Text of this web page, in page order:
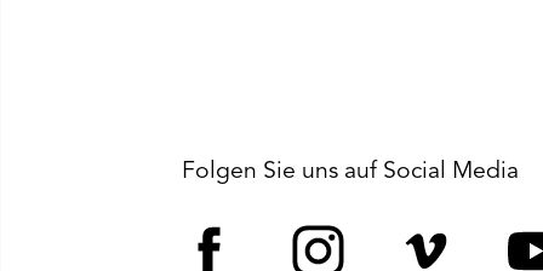
Folgen Sie uns auf Social Media